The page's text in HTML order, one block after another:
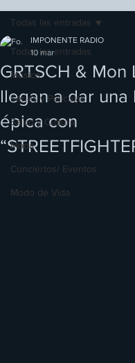
Todas las entradas
Música
Series y Películas
Salud y Cultura
Moda
Conciertos/ Eventos
Modo de Vida
Todas las entradas
GRTSCH & Mon
llegan a dar una
épica con
IMPONENTE RADIO
10 mar